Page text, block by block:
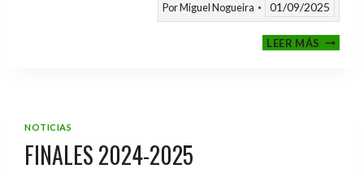
PorMiguel Nogueira 01/09/2025
LEER MÁSVI
NOTICIAS
FINALES 2024-2025